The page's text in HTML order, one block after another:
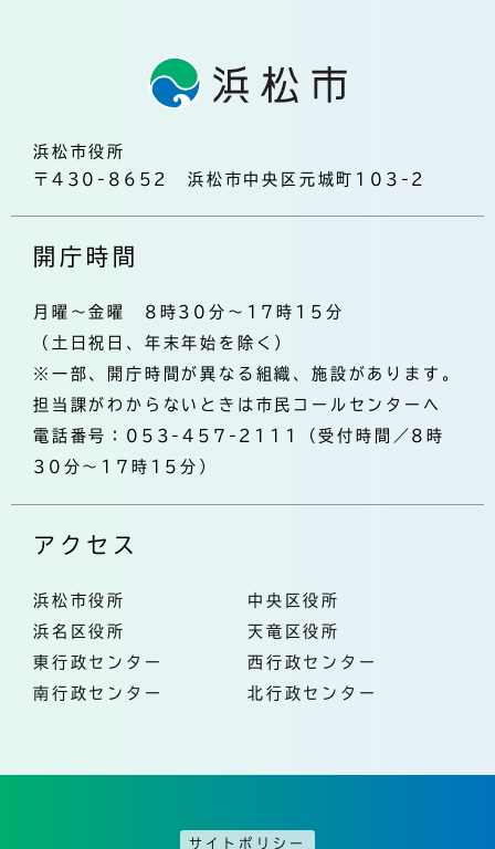
浜松市役所
〒430-8652 浜松市中央区元城町103-2
開庁時間
月曜～金曜 8時30分～17時15分
（土日祝日、年末年始を除く）
※一部、開庁時間が異なる組織、施設があります。
担当課がわからないときは市民コールセンターへ
電話番号：053-457-2111（受付時間／8時
30分～17時15分）
アクセス
浜松市役所
中央区役所
浜名区役所
天竜区役所
東行政センター
西行政センター
南行政センター
北行政センター
サイトポリシー